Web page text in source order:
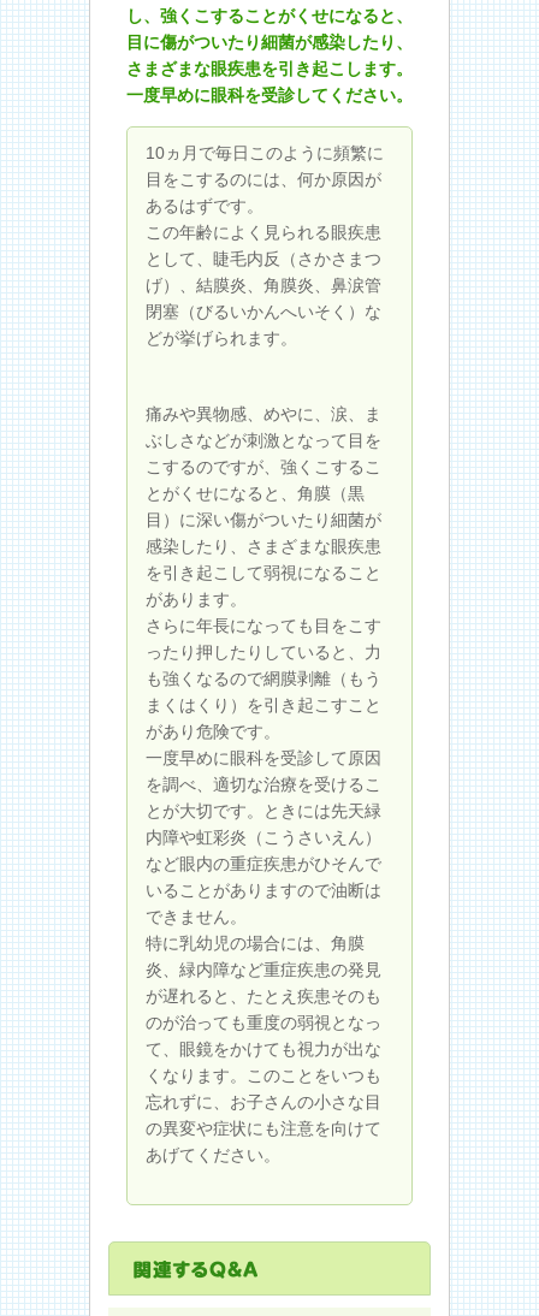
し、強くこすることがくせになると、
目に傷がついたり細菌が感染したり、
さまざまな眼疾患を引き起こします。
一度早めに眼科を受診してください。
10ヵ月で毎日このように頻繁に
目をこするのには、何か原因が
あるはずです。
この年齢によく見られる眼疾患
として、睫毛内反（さかさまつ
げ）、結膜炎、角膜炎、鼻涙管
閉塞（びるいかんへいそく）な
どが挙げられます。
痛みや異物感、めやに、涙、ま
ぶしさなどが刺激となって目を
こするのですが、強くこするこ
とがくせになると、角膜（黒
目）に深い傷がついたり細菌が
感染したり、さまざまな眼疾患
を引き起こして弱視になること
があります。
さらに年長になっても目をこす
ったり押したりしていると、力
も強くなるので網膜剥離（もう
まくはくり）を引き起こすこと
があり危険です。
一度早めに眼科を受診して原因
を調べ、適切な治療を受けるこ
とが大切です。ときには先天緑
内障や虹彩炎（こうさいえん）
など眼内の重症疾患がひそんで
いることがありますので油断は
できません。
特に乳幼児の場合には、角膜
炎、緑内障など重症疾患の発見
が遅れると、たとえ疾患そのも
のが治っても重度の弱視となっ
て、眼鏡をかけても視力が出な
くなります。このことをいつも
忘れずに、お子さんの小さな目
の異変や症状にも注意を向けて
あげてください。